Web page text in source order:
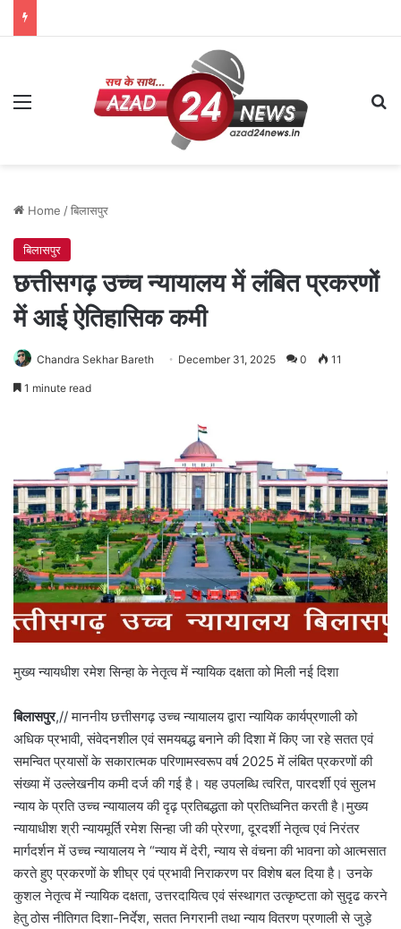
Menu
Home /बिलासपुर
बिलासपुर
छत्तीसगढ़ उच्च न्यायालय में लंबित प्रकरणों
में आई ऐतिहासिक कमी
Chandra Sekhar Bareth December 31, 2025 0 11
1 minute read
मुख्य न्यायधीश रमेश सिन्हा के नेतृत्व में न्यायिक दक्षता को मिली नई दिशा
बिलासपुर,// माननीय छत्तीसगढ़ उच्च न्यायालय द्वारा न्यायिक कार्यप्रणाली को
अधिक प्रभावी, संवेदनशील एवं समयबद्ध बनाने की दिशा में किए जा रहे सतत एवं
समन्वित प्रयासों के सकारात्मक परिणामस्वरूप वर्ष 2025 में लंबित प्रकरणों की
संख्या में उल्लेखनीय कमी दर्ज की गई है। यह उपलब्धि त्वरित, पारदर्शी एवं सुलभ
न्याय के प्रति उच्च न्यायालय की दृढ़ प्रतिबद्धता को प्रतिध्वनित करती है।मुख्य
न्यायाधीश श्री न्यायमूर्ति रमेश सिन्हा जी की प्रेरणा, दूरदर्शी नेतृत्व एवं निरंतर
मार्गदर्शन में उच्च न्यायालय ने “न्याय में देरी, न्याय से वंचना की भावना को आत्मसात
करते हुए प्रकरणों के शीघ्र एवं प्रभावी निराकरण पर विशेष बल दिया है। उनके
कुशल नेतृत्व में न्यायिक दक्षता, उत्तरदायित्व एवं संस्थागत उत्कृष्टता को सुदृढ करने
हेतु ठोस नीतिगत दिशा-निर्देश, सतत निगरानी तथा न्याय वितरण प्रणाली से जुड़े